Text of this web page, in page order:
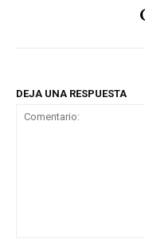
DEJA UNA RESPUESTA